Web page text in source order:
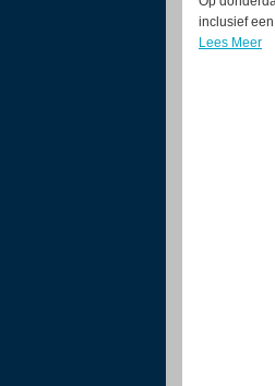
inclusief
Lees Meer